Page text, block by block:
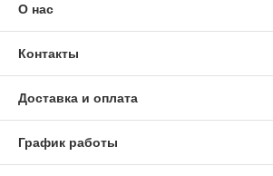
О нас
Контакты
Доставка и оплата
График работы